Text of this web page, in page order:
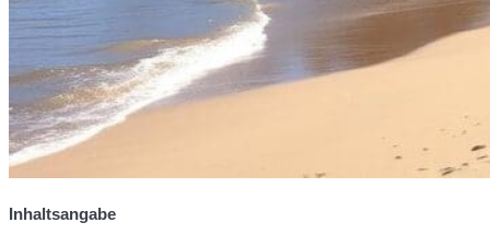
Inhaltsangabe